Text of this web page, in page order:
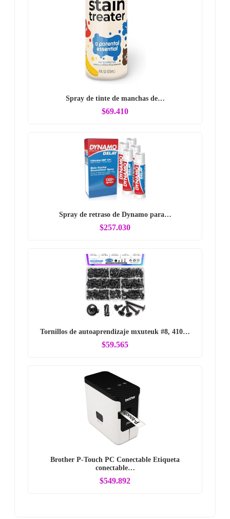
Spray de tinte de manchas de…
$69.410
Spray de retraso de Dynamo para…
$257.030
Tornillos de autoaprendizaje mxuteuk #8, 410…
$59.565
Brother P-Touch PC Conectable Etiqueta
conectable…
$549.892